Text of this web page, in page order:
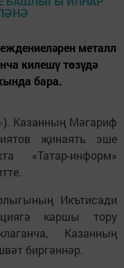
металл
килешү төзүдә
бара.
). Казанның Мәгариф
җинаять эше
«Татар-информ»
Икътисади
каршы тору
Казанның
биргәннәр.